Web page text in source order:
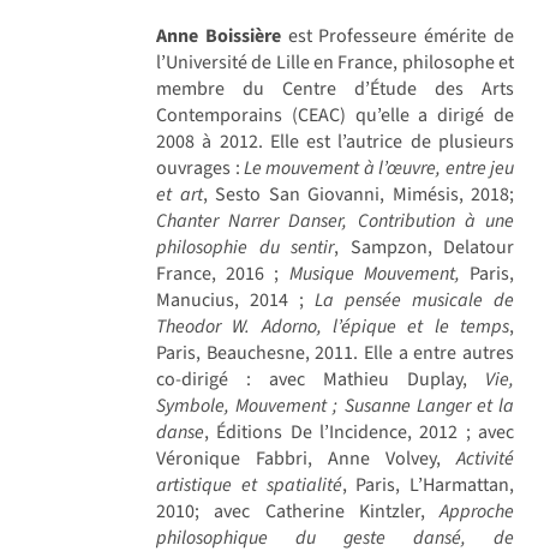
Anne Boissière est Professeure émérite de
l’Université de Lille en France, philosophe et
membre du Centre d’Étude des Arts
Contemporains (CEAC) qu’elle a dirigé de
2008 à 2012. Elle est l’autrice de plusieurs
ouvrages :Le mouvement à l’œuvre, entre jeu
et art, Sesto San Giovanni, Mimésis, 2018;
Chanter Narrer Danser, Contribution à une
philosophie du sentir, Sampzon, Delatour
France, 2016 ; Musique Mouvement, Paris,
Manucius, 2014 ;La pensée musicale de
Theodor W. Adorno, l’épique et le temps,
Paris, Beauchesne, 2011. Elle a entre autres
co-dirigé : avec Mathieu Duplay, Vie,
Symbole, Mouvement; Susanne Langer et la
danse, Éditions De l’Incidence, 2012 ; avec
Véronique Fabbri, Anne Volvey,Activité
artistique et spatialité, Paris, L’Harmattan,
2010; avec Catherine Kintzler,Approche
philosophique du geste dansé, de